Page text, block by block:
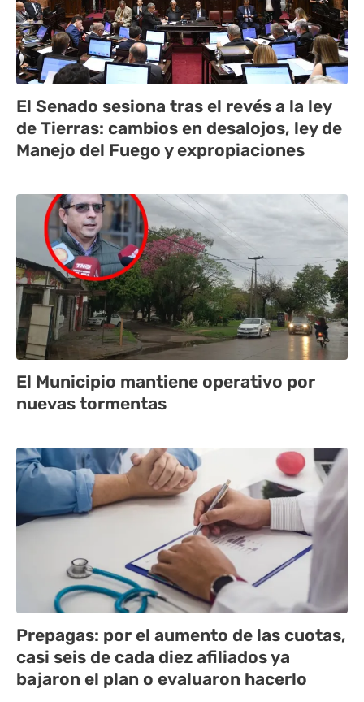
El Senado sesiona tras el revés a la ley
de Tierras: cambios en desalojos, ley de
Manejo del Fuego y expropiaciones
El Municipio mantiene operativo por
nuevas tormentas
Prepagas: por el aumento de las cuotas,
casi seis de cada diez afiliados ya
bajaron el plan o evaluaron hacerlo